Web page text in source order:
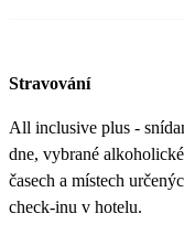
Stravování
All inclusive plus -
dne, vybrané
časech a místech
check-inu v hotelu.